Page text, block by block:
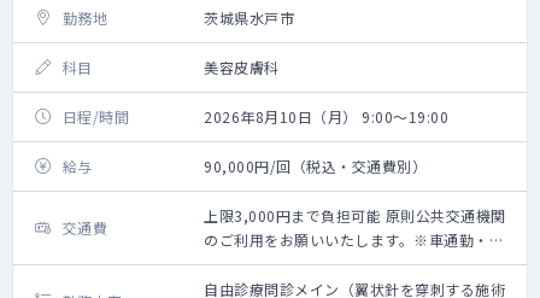
勤務地 茨城県水戸市
科目 美容皮膚科
日程/時間 2026年8月10日（月） 9:00～19:00
給与 90,000円/回（税込・交通費別）
交通費
上限3,000円まで負担可能 原則公共交通機関
のご利用をお願いいたします。※車通勤・タ
クシー利用要相談
自由診療問診メイン（翼状針を穿刺する施術